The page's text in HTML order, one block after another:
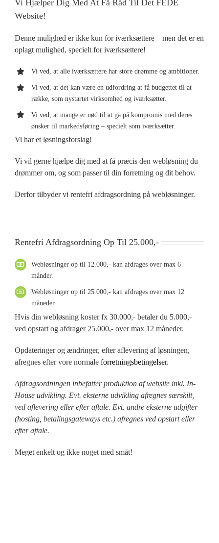
Vi Hjælper Dig Med At Få Råd Til Det FEDE
Website!
Denne mulighed er ikke kun for iværksættere – men det er en
oplagt mulighed, specielt for iværksættere!
Vi ved, at alle iværksættere har store drømme og ambitioner.
Vi ved, at det kan være en udfordring at få budgettet til at
række, som nystartet virksomhed og iværksætter.
Vi ved, at mange er nød til at gå på kompromis med deres
ønsker til markedsføring – specielt som iværksætter.
Vi har et løsningsforslag!
Vi vil gerne hjælpe dig med at få præcis den webløsning du
drømmer om, og som passer til din forretning og dit behov.
Derfor tilbyder vi rentefri afdragsordning på webløsninger.
Rentefri Afdragsordning Op Til 25.000,-
Webløsninger op til 12.000,- kan afdrages over max 6
månder.
Webløsninger op til 25.000,- kan afdrages over max 12
måneder.
Hvis din webløsning koster fx 30.000,- betaler du 5.000,-
ved opstart og afdrager 25.000,- over max 12 måneder.
Opdateringer og ændringer, efter aflevering af løsningen,
afregnes efter vore normale forretningsbetingelser.
Afdragsordningen inbefatter produktion af website inkl. In-
House udvikling. Evt. eksterne udvikling afregnes særskilt,
ved aflevering eller efter aftale. Evt. andre eksterne udgifter
(hosting, betalingsgateways etc.) afregnes ved opstart eller
efter aftale.
Meget enkelt og ikke noget med småt!